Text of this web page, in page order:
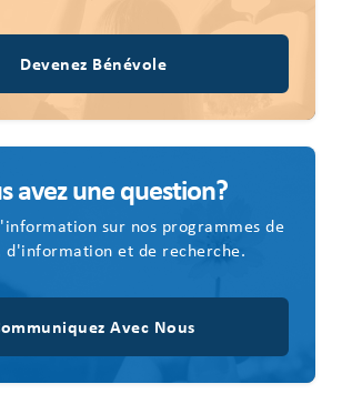
Devenez Bénévole
avez une question?
sur nos programmes de
d'information et de recherche.
Avec Nous